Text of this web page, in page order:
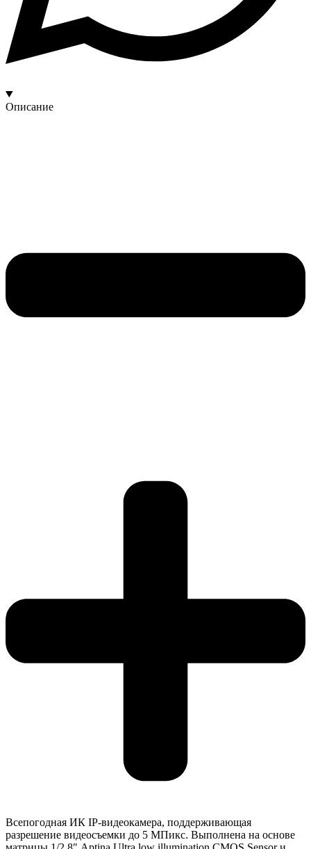
Описание
Всепогодная ИК IP-видеокамера, поддерживающая
разрешение видеосъемки до 5 МПикс. Выполнена на основе